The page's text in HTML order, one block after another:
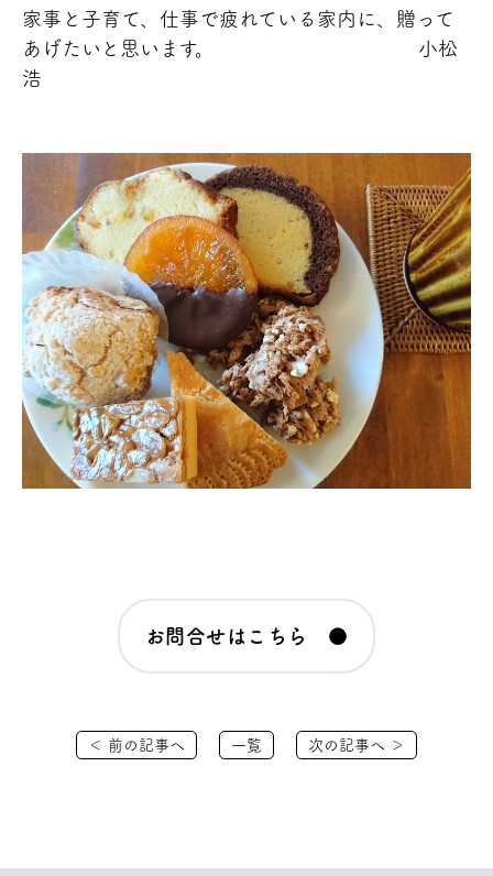
家事と子育て、仕事で疲れている家内に、贈って
あげたいと思います。 小松
浩
お問合せはこちら ●
＜ 前の記事へ 一覧 次の記事へ ＞